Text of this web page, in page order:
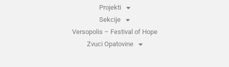
Projekti
Sekcije
Versopolis – Festival of Hope
Zvuci Opatovine